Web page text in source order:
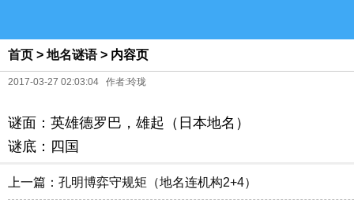
首页 > 地名谜语> 内容页
2017-03-27 02:03:04 作者:玲珑
谜面：英雄德罗巴，雄起（日本地名）
谜底：四国
上一篇： 孔明博弈守规矩（地名连机构2+4）